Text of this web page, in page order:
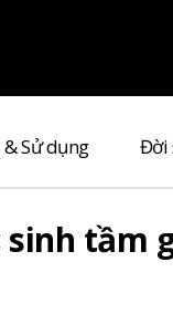
Sử dụng Đời
tầm